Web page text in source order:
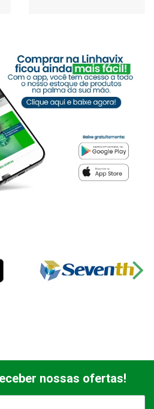
nossas ofertas!